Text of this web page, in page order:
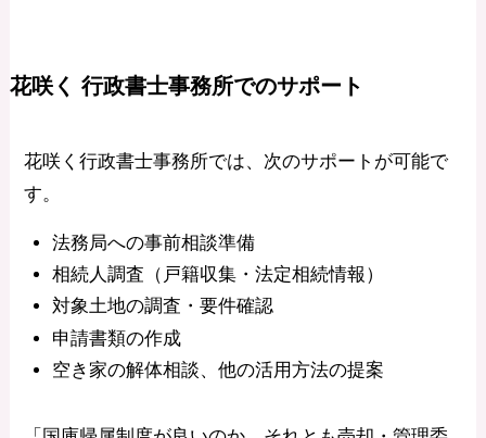
花咲く 行政書士事務所でのサポート
花咲く行政書士事務所では、次のサポートが可能で
す。
法務局への事前相談準備
相続人調査（戸籍収集・法定相続情報）
対象土地の調査・要件確認
申請書類の作成
空き家の解体相談、他の活用方法の提案